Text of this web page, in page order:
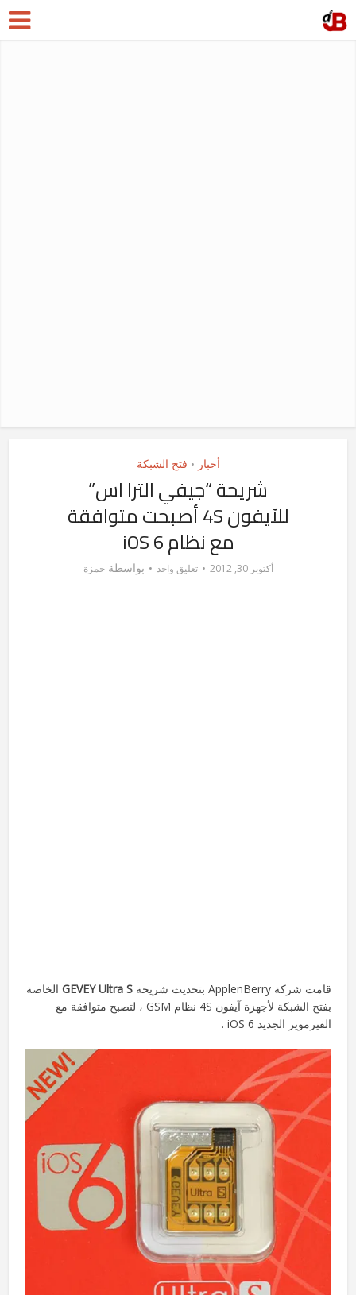
أخبار • فتح الشبكة
شريحة “جيفي الترا اس”
للآيفون 4S أصبحت متوافقة
مع نظام iOS 6
أكتوبر 30, 2012 تعليق واحد بواسطةحمزة
قامت شركة ApplenBerry بتحديث شريحة GEVEY Ultra S الخاصة
بفتح الشبكة لأجهزة آيفون 4S نظام GSM ، لتصبح متوافقة مع
الفيرموير الجديد iOS 6 .